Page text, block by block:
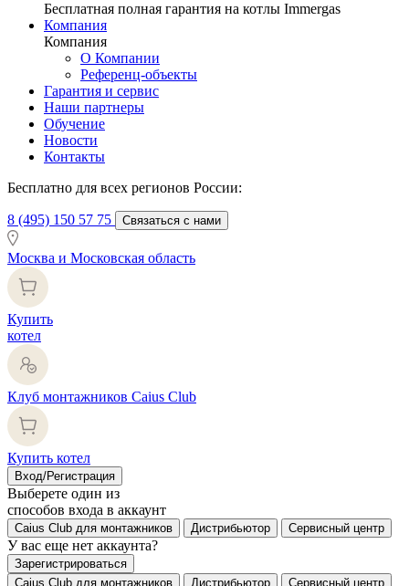
Бесплатная полная гарантия на котлы Immergas
Компания
Компания
О Компании
Референц-объекты
Гарантия и сервис
Наши партнеры
Обучение
Новости
Контакты
Бесплатно для всех регионов России:
8 (495) 150 57 75 Связаться с нами
Москва и Московская область
Купить
котел
Клуб монтажников Caius Club
Купить котел
Вход/Регистрация
Выберете один из
способов входа в аккаунт
Caius Club для монтажников Дистрибьютор Сервисный центр
У вас еще нет аккаунта?
Зарегистрироваться
Caius Club для монтажников
Дистрибьютор
Сервисный центр